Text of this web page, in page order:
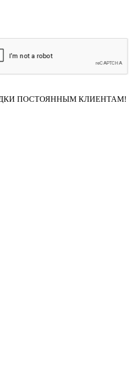
ПОСТОЯННЫМ КЛИЕНТАМ!